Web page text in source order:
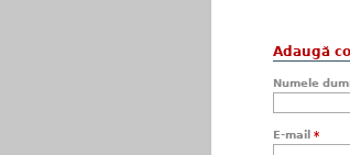
Adaugă
Numele
E-mail *